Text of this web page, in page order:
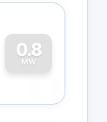
0.8
MW
0